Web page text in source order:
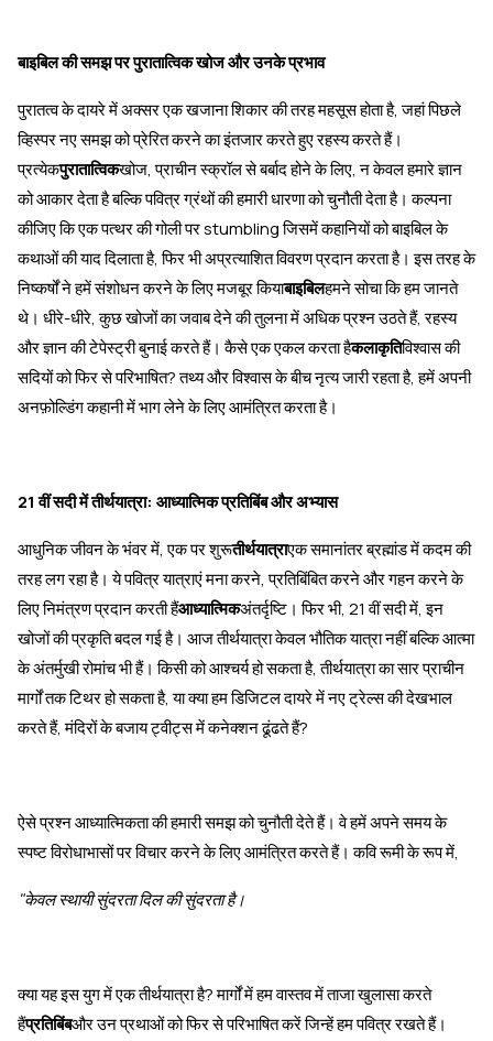
बाइबिल की समझ पर पुरातात्विक खोज और उनके प्रभाव
पुरातत्व के दायरे में अक्सर एक खजाना शिकार की तरह महसूस होता है, जहां पिछले
व्हिस्पर नए समझ को प्रेरित करने का इंतजार करते हुए रहस्य करते हैं।
प्रत्येकपुरातात्विकखोज, प्राचीन स्क्रॉल से बर्बाद होने के लिए, न केवल हमारे ज्ञान
को आकार देता है बल्कि पवित्र ग्रंथों की हमारी धारणा को चुनौती देता है। कल्पना
कीजिए कि एक पत्थर की गोली पर stumbling जिसमें कहानियों को बाइबिल के
कथाओं की याद दिलाता है, फिर भी अप्रत्याशित विवरण प्रदान करता है। इस तरह के
निष्कर्षों ने हमें संशोधन करने के लिए मजबूर कियाबाइबिलहमने सोचा कि हम जानते
थे। धीरे-धीरे, कुछ खोजों का जवाब देने की तुलना में अधिक प्रश्न उठते हैं, रहस्य
और ज्ञान की टेपेस्ट्री बुनाई करते हैं। कैसे एक एकल करता हैकलाकृतिविश्वास की
सदियों को फिर से परिभाषित? तथ्य और विश्वास के बीच नृत्य जारी रहता है, हमें अपनी
अनफ़ोल्डिंग कहानी में भाग लेने के लिए आमंत्रित करता है।
21 वीं सदी में तीर्थयात्रा: आध्यात्मिक प्रतिबिंब और अभ्यास
आधुनिक जीवन के भंवर में, एक पर शुरूतीर्थयात्राएक समानांतर ब्रह्मांड में कदम की
तरह लग रहा है। ये पवित्र यात्राएं मना करने, प्रतिबिंबित करने और गहन करने के
लिए निमंत्रण प्रदान करती हैंआध्यात्मिकअंतर्दृष्टि। फिर भी, 21 वीं सदी में, इन
खोजों की प्रकृति बदल गई है। आज तीर्थयात्रा केवल भौतिक यात्रा नहीं बल्कि आत्मा
के अंतर्मुखी रोमांच भी हैं। किसी को आश्चर्य हो सकता है, तीर्थयात्रा का सार प्राचीन
मार्गों तक टिथर हो सकता है, या क्या हम डिजिटल दायरे में नए ट्रेल्स की देखभाल
करते हैं, मंदिरों के बजाय ट्वीट्स में कनेक्शन ढूंढते हैं?
ऐसे प्रश्न आध्यात्मिकता की हमारी समझ को चुनौती देते हैं। वे हमें अपने समय के
स्पष्ट विरोधाभासों पर विचार करने के लिए आमंत्रित करते हैं। कवि रूमी के रूप में,
"केवल स्थायी सुंदरता दिल की सुंदरता है।
क्या यह इस युग में एक तीर्थयात्रा है? मार्गों में हम वास्तव में ताजा खुलासा करते
हैंप्रतिबिंबऔर उन प्रथाओं को फिर से परिभाषित करें जिन्हें हम पवित्र रखते हैं।